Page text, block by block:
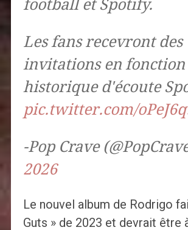
football et Spotify.
Les fans recevront des
invitations en fonction
historique d'écoute
pic.twitter.com/
-Pop Crave
2026
Le nouvel album de Rodrigo
Guts » de 2023 et devrait être